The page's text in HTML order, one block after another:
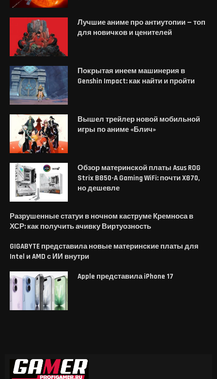
Лучшие аниме про антиутопии — топ
для новичков и ценителей
Покрытая инеем машинерия в
Genshin Impact: как найти и пройти
Вышел трейлер новой мобильной
игры по аниме «Блич»
Обзор материнской платы Asus ROG
Strix B850-A Gaming WiFi: почти X870,
но дешевле
Разрушенные статуи в ночном каструме Кремноса в
ХСР: как получить ачивку Виртуозность
GIGABYTE представила новые материнские платы для
Intel и AMD с ИИ внутри
Apple представила iPhone 17